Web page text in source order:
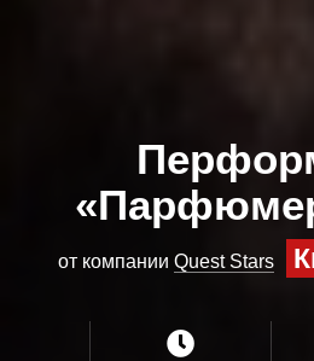
от компании Quest Stars